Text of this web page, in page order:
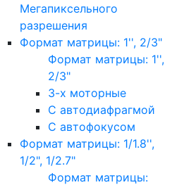
Мегапиксельного
разрешения
Формат матрицы: 1'', 2/3"
Формат матрицы: 1'',
2/3"
3-х моторные
С автодиафрагмой
С автофокусом
Формат матрицы: 1/1.8'',
1/2", 1/2.7"
Формат матрицы: